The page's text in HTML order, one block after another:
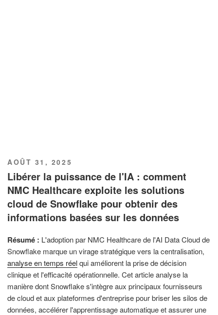
PUBLIÉ
LE
AOÛT 31, 2025
Libérer la puissance de l'IA : comment
NMC Healthcare exploite les solutions
cloud de Snowflake pour obtenir des
informations basées sur les données
Résumé : L'adoption par NMC Healthcare de l'AI Data Cloud de
Snowflake marque un virage stratégique vers la centralisation,
analyse en temps réelqui améliorent la prise de décision
clinique et l'efficacité opérationnelle. Cet article analyse la
manière dont Snowflake s'intègre aux principaux fournisseurs
de cloud et aux plateformes d'entreprise pour briser les silos de
données, accélérer l'apprentissage automatique et assurer une